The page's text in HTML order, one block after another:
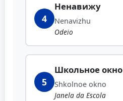
4
Ненавижу
Nenavizhu
Odeio
5
Школьное окно
Shkolnoe okno
Janela da Escola